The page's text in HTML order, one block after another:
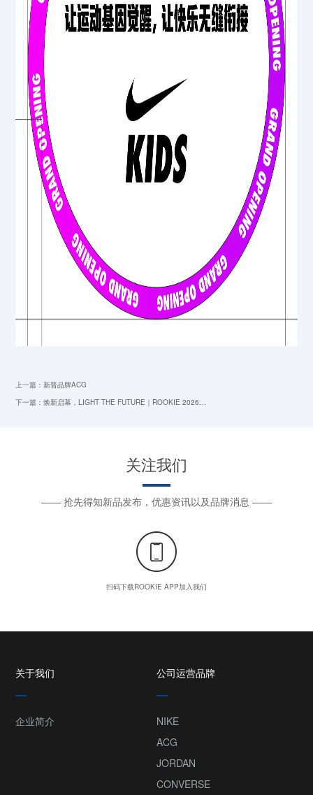
上一篇：新晋品牌ACG
下一篇：焕新启幕，LIGHT THE FUTURE｜ROOKIE 2026…
关注我们
—— 抢先得知新品发布，优惠资讯以及品牌消息 ——
扫码下载ROOKIE APP加入我们
关于我们
企业简介
公司运营品牌
NIKE
ACG
JORDAN
CONVERSE